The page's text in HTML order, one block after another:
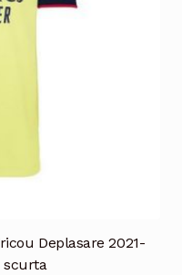
Deplasare 2021-
scurta